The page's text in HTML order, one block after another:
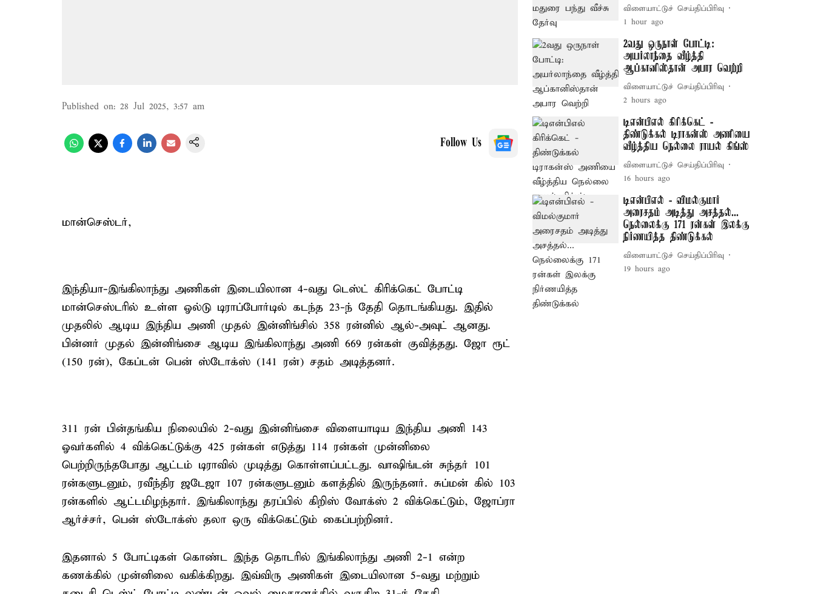
Published on: 28 Jul 2025, 3:57 am
Follow Us
மான்செஸ்டர்,
இந்தியா-இங்கிலாந்து அணிகள் இடையிலான 4-வது டெஸ்ட் கிரிக்கெட் போட்டி
மான்செஸ்டரில் உள்ள ஓல்டு டிராப்போர்டில் கடந்த 23-ந் தேதி தொடங்கியது. இதில்
முதலில் ஆடிய இந்திய அணி முதல் இன்னிங்சில் 358 ரன்னில் ஆல்-அவுட் ஆனது.
பின்னர் முதல் இன்னிங்சை ஆடிய இங்கிலாந்து அணி 669 ரன்கள் குவித்தது. ஜோ ரூட்
(150 ரன்), கேப்டன் பென் ஸ்டோக்ஸ் (141 ரன்) சதம் அடித்தனர்.
311 ரன் பின்தங்கிய நிலையில் 2-வது இன்னிங்சை விளையாடிய இந்திய அணி 143
ஓவர்களில் 4 விக்கெட்டுக்கு 425 ரன்கள் எடுத்து 114 ரன்கள் முன்னிலை
பெற்றிருந்தபோது ஆட்டம் டிராவில் முடித்து கொள்ளப்பட்டது. வாஷிங்டன் சுந்தர் 101
ரன்களுடனும், ரவீந்திர ஜடேஜா 107 ரன்களுடனும் களத்தில் இருந்தனர். சுப்மன் கில் 103
ரன்களில் ஆட்டமிழந்தார். இங்கிலாந்து தரப்பில் கிறிஸ் வோக்ஸ் 2 விக்கெட்டும், ஜோப்ரா
ஆர்ச்சர், பென் ஸ்டோக்ஸ் தலா ஒரு விக்கெட்டும் கைப்பற்றினர்.
இதனால் 5 போட்டிகள் கொண்ட இந்த தொடரில் இங்கிலாந்து அணி 2-1 என்ற
கணக்கில் முன்னிலை வகிக்கிறது. இவ்விரு அணிகள் இடையிலான 5-வது மற்றும்
விளையாட்டுச் செய்திப்பிரிவு
1 hour ago
2வது ஒருநாள் போட்டி:
அயர்லாந்தை வீழ்த்தி
ஆப்கானிஸ்தான் அபார வெற்றி
விளையாட்டுச் செய்திப்பிரிவு
2 hours ago
டிஎன்பிஎல் கிரிக்கெட் -
திண்டுக்கல் டிராகன்ஸ் அணியை
வீழ்த்திய நெல்லை ராயல் கிங்ஸ்
விளையாட்டுச் செய்திப்பிரிவு
16 hours ago
டிஎன்பிஎல் - விமல்குமார்
அரைசதம் அடித்து அசத்தல்...
நெல்லைக்கு 171 ரன்கள் இலக்கு
நிர்ணயித்த திண்டுக்கல்
விளையாட்டுச் செய்திப்பிரிவு
19 hours ago